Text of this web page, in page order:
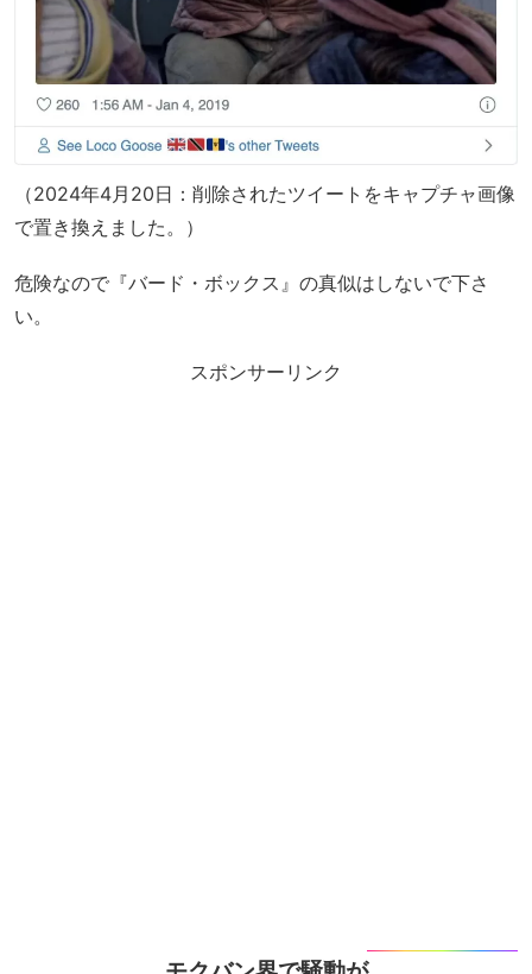
（2024年4月20日：削除されたツイートをキャプチャ画像
で置き換えました。）
危険なので『バード・ボックス』の真似はしないで下さ
い。
スポンサーリンク